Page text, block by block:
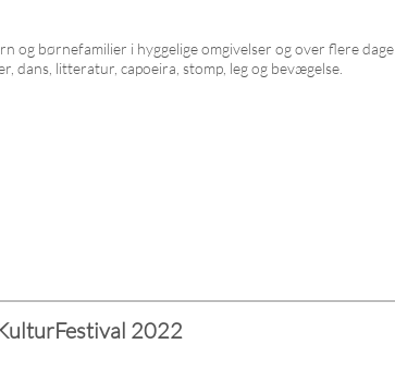
og børnefamilier i hyggelige omgivelser og over flere dage
dans, litteratur, capoeira, stomp, leg og bevægelse.
2022